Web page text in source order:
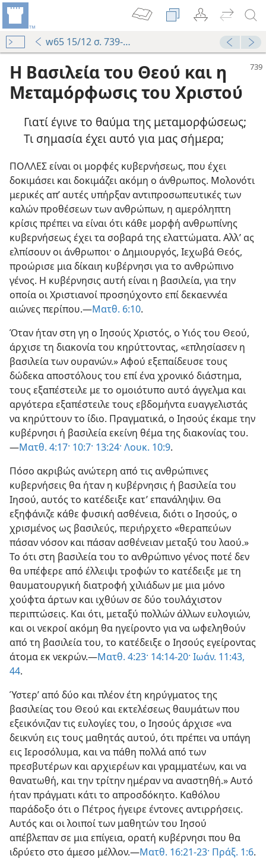
w65 15/12 σ. 739-742
Η Βασιλεία του Θεού και η
Μεταμόρφωσις του Χριστού
Γιατί έγινε το θαύμα της μεταμορφώσεως;
Τι σημασία έχει αυτό για μας σήμερα;
ΠΟΛΛΕΣ είναι οι μορφές κυβερνήσεως, που έχει
δοκιμάσει και δοκιμάζει ακόμη ο άνθρωπος. Μολονότι
μερικές απ’ αυτές υπήρξαν αντιπροσωπευτικές των
καλών προθέσεων των ανθρώπων, η αμερόληπτη
κρίσις πρέπει να είναι ότι κάθε μορφή ανθρωπίνης
κυβερνήσεως έχει τα σοβαρά της ελαττώματα. Αλλ’ ας
ελπίσουν οι άνθρωποι· ο Δημιουργός, Ιεχωβά Θεός,
προώρισε μια δίκαιη κυβέρνησι για το ανθρώπινο
γένος. Η κυβέρνησις αυτή είναι η βασιλεία, για την
οποία οι Χριστιανοί προσηύχοντο επί δεκαεννέα
αιώνες περίπου.—Ματθ. 6:10.
Όταν ήταν στη γη ο Ιησούς Χριστός, ο Υιός του Θεού,
άρχισε τη διακονία του κηρύττοντας, «επλησίασεν η
βασιλεία των ουρανών.» Αφού εξεπαίδευσε τους
δώδεκα αποστόλους του επί ένα χρονικό διάστημα,
τους εξαπέστειλε με το ομοιότυπο αυτό άγγελμα και
αργότερα εξαπέστειλε τους εβδομήντα ευαγγελιστάς
να κηρύττουν το ίδιο. Πραγματικά, ο Ιησούς έκαμε την
κυβέρνησι ή βασιλεία εκείνη θέμα της διακονίας του.
—Ματθ. 4:17· 10:7· 13:24· Λουκ. 10:9.
Πόσο ακριβώς ανώτερη από τις ανθρώπινες
κυβερνήσεις θα ήταν η κυβέρνησις ή βασιλεία του
Ιησού, αυτός το κατέδειξε κατ’ επανάληψιν. Θα
εξηφάνιζε κάθε φυσική ασθένεια, διότι ο Ιησούς, ο
χρισμένος ως βασιλεύς, περιήρχετο «θεραπεύων
πάσαν νόσον και πάσαν ασθένειαν μεταξύ του λαού.»
Το ότι στη βασιλεία του το ανθρώπινο γένος ποτέ δεν
θα υπέφερε από έλλειψι τροφών το κατέδειξε με τη
θαυματουργική διατροφή χιλιάδων με μια μόνο
χούφτα άρτων και ιχθύων σε δύο τουλάχιστον
περιπτώσεις. Και ότι, μεταξύ πολλών άλλων ευλογιών,
και οι νεκροί ακόμη θα ηγείροντο για να ωφεληθούν
από τη βασιλεία του, το κατέδειξε ο Ιησούς εγείροντας
άτομα εκ νεκρών.—Ματθ. 4:23· 14:14-20· Ιωάν. 11:43,
44.
Ύστερ’ από δύο και πλέον έτη κηρύγματος της
βασιλείας του Θεού και εκτελέσεως θαυμάτων που
εξεικόνιζαν τις ευλογίες του, ο Ιησούς άρχισε «να
δεικνύη εις τους μαθητάς αυτού, ότι πρέπει να υπάγη
εις Ιεροσόλυμα, και να πάθη πολλά από των
πρεσβυτέρων και αρχιερέων και γραμματέων, και να
θανατωθή, και την τρίτην ημέραν να αναστηθή.» Αυτό
ήταν πράγματι κάτι το απροσδόκητο. Καθόλου
παράδοξο ότι ο Πέτρος ήγειρε έντονες αντιρρήσεις.
Αυτός και οι λοιποί των μαθητών του Ιησού
απέβλεπαν σε μια επίγεια, ορατή κυβέρνησι που θα
ιδρύετο στο άμεσο μέλλον.—Ματθ. 16:21-23· Πράξ. 1:6.